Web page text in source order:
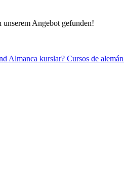
unserem Angebot gefunden!
Almanca kurslar? Cursos de alemán